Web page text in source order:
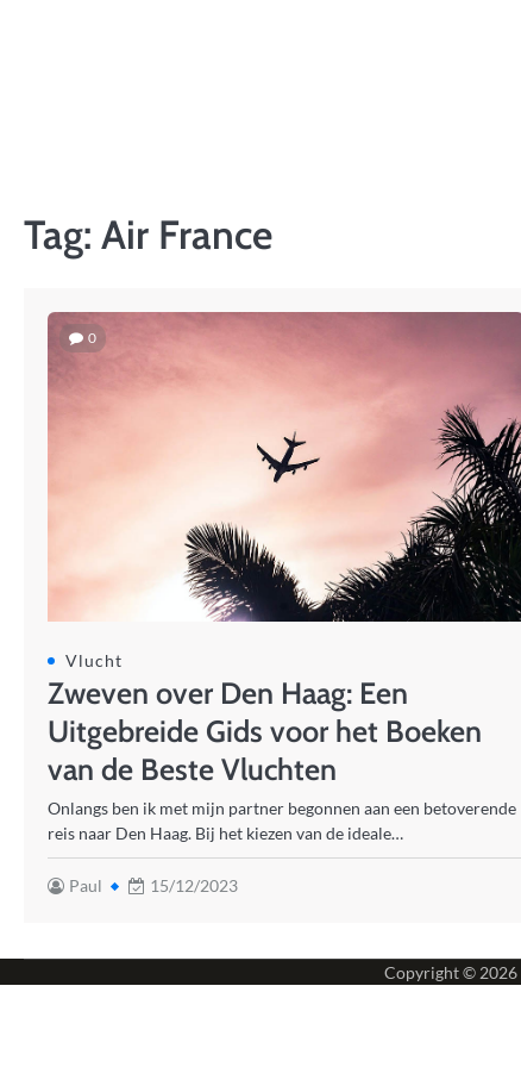
Tag: Air France
0
Vlucht
Zweven over Den Haag: Een
Uitgebreide Gids voor het Boeken
van de Beste Vluchten
Onlangs ben ik met mijn partner begonnen aan een betoverende
reis naar Den Haag. Bij het kiezen van de ideale…
Paul 15/12/2023
Copyright © 2026